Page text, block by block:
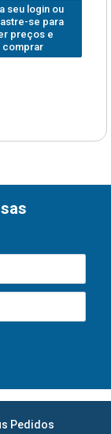
seu login ou
se para
preços e
comprar
Pedidos